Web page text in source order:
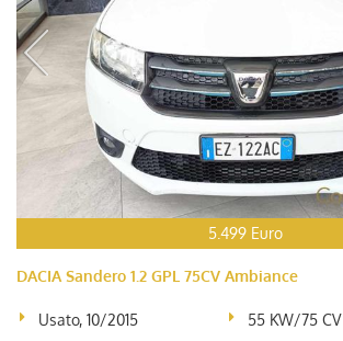
5.499 Euro
DACIA Sandero 1.2 GPL 75CV Ambiance
Usato, 10/2015
55 KW/75 CV